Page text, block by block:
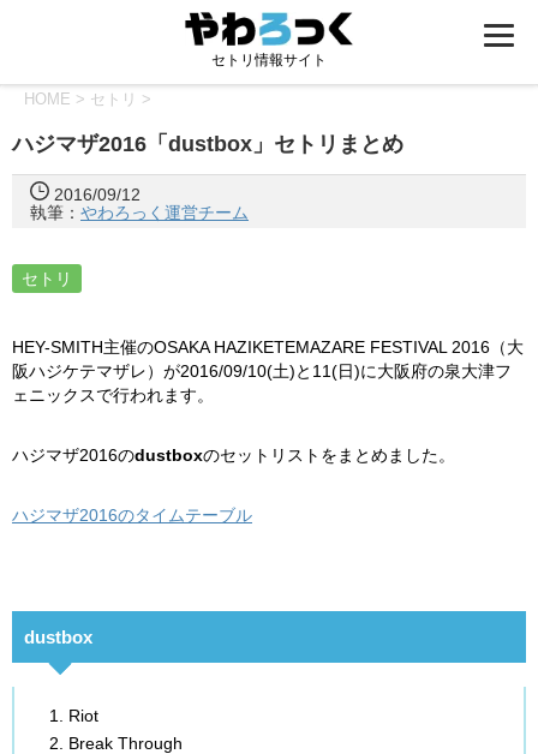
セトリ情報サイト
HOME > セトリ >
ハジマザ2016「dustbox」セトリまとめ
2016/09/12
執筆： やわろっく運営チーム
セトリ
HEY-SMITH主催のOSAKA HAZIKETEMAZARE FESTIVAL 2016（大
阪ハジケテマザレ）が2016/09/10(土)と11(日)に大阪府の泉大津フ
ェニックスで行われます。
ハジマザ2016のdustboxのセットリストをまとめました。
ハジマザ2016のタイムテーブル
dustbox
Riot
Break Through